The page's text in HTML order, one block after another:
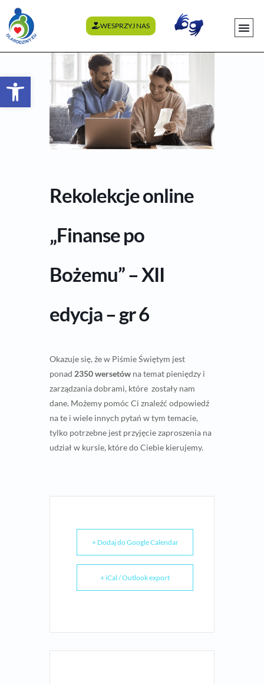
WESPRZYJ NAS
Rekolekcje online
„Finanse po
Bożemu” – XII
edycja – gr 6
Okazuje się, że w Piśmie Świętym jest
ponad 2350 wersetów na temat pieniędzy i
zarządzania dobrami, które zostały nam
dane. Możemy pomóc Ci znaleźć odpowiedź
na te i wiele innych pytań w tym temacie,
tylko potrzebne jest przyjęcie zaproszenia na
udział w kursie, które do Ciebie kierujemy.
+ Dodaj do Google Calendar
+ iCal / Outlook export
Otwórz pasek narzędzi